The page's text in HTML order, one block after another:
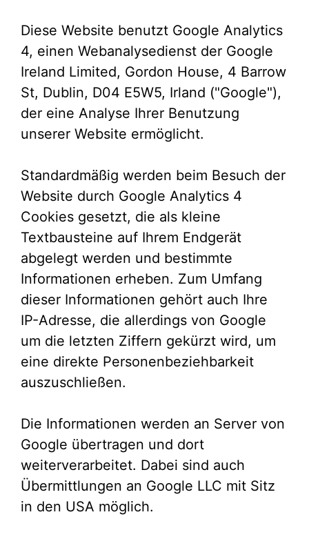
Diese Website benutzt Google Analytics
4, einen Webanalysedienst der Google
Ireland Limited, Gordon House, 4 Barrow
St, Dublin, D04 E5W5, Irland ("Google"),
der eine Analyse Ihrer Benutzung
unserer Website ermöglicht.
Standardmäßig werden beim Besuch der
Website durch Google Analytics 4
Cookies gesetzt, die als kleine
Textbausteine auf Ihrem Endgerät
abgelegt werden und bestimmte
Informationen erheben. Zum Umfang
dieser Informationen gehört auch Ihre
IP-Adresse, die allerdings von Google
um die letzten Ziffern gekürzt wird, um
eine direkte Personenbeziehbarkeit
auszuschließen.
Die Informationen werden an Server von
Google übertragen und dort
weiterverarbeitet. Dabei sind auch
Übermittlungen an Google LLC mit Sitz
in den USA möglich.